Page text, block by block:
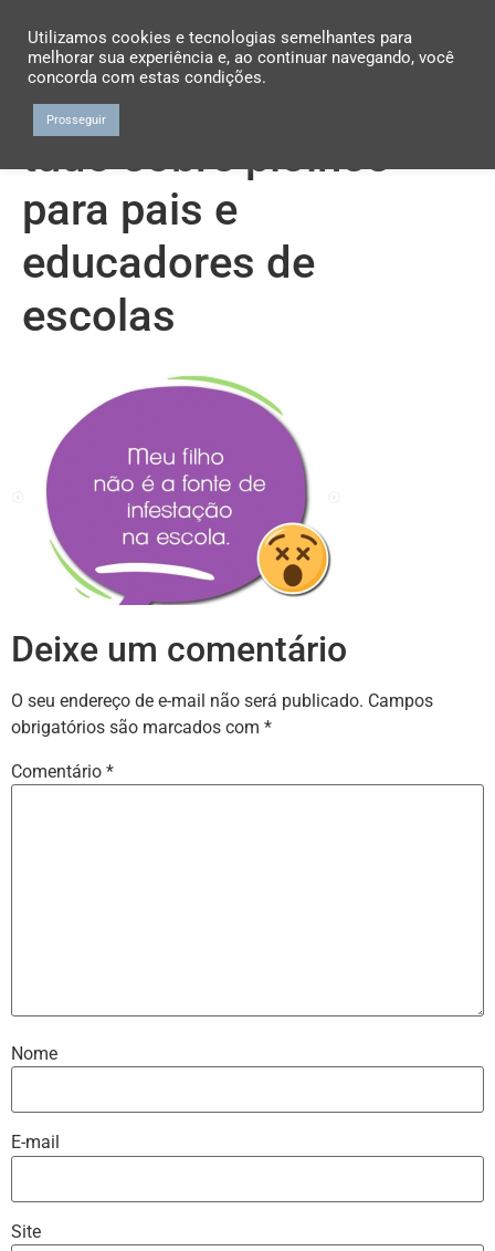
tudo sobre piolhos
para pais e
educadores de
escolas
Deixe um comentário
O seu endereço de e-mail não será publicado. Campos
obrigatórios são marcados com *
Comentário *
Nome
E-mail
Site
Utilizamos cookies e tecnologias semelhantes para
melhorar sua experiência e, ao continuar navegando, você
concorda com estas condições.
Prosseguir